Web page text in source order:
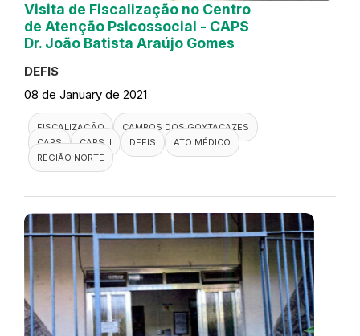
Visita de Fiscalização no Centro
de Atenção Psicossocial - CAPS
Dr. João Batista Araújo Gomes
DEFIS
08 de January de 2021
FISCALIZAÇÃO
CAMPOS DOS GOYTACAZES
CAPS
CAPS II DEFIS
ATO MÉDICO
REGIÃO NORTE